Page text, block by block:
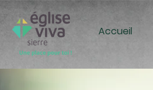
Accueil